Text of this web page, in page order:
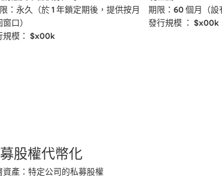
：永久（於 1 年鎖定期後，提供按月
窗口）
規模： $x00k
期限：60 個月（設
發行規模 ： $x00k
股權代幣化
資產：特定公司的私募股權